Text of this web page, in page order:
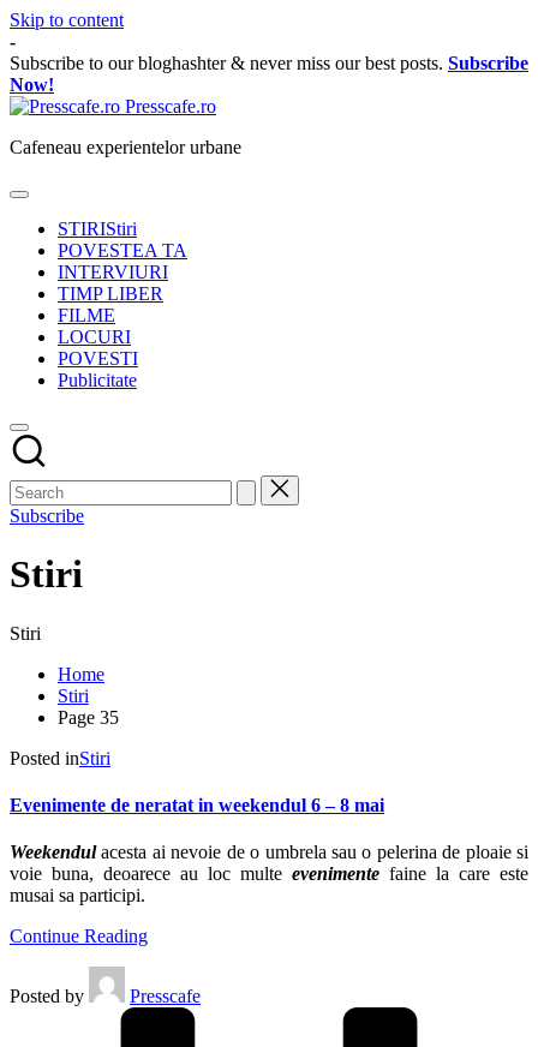
Skip to content
-
Subscribe to our bloghashter & never miss our best posts. Subscribe
Now!
Presscafe.ro
Cafeneau experientelor urbane
STIRIStiri
POVESTEA TA
INTERVIURI
TIMP LIBER
FILME
LOCURI
POVESTI
Publicitate
Subscribe
Stiri
Stiri
Home
Stiri
Page 35
Posted inStiri
Evenimente de neratat in weekendul 6 – 8 mai
Weekendulacesta ai nevoie de o umbrela sau o pelerina de ploaie si
voie buna, deoarece au loc multe evenimente faine la care este
musai sa participi.
Continue Reading
Posted by Presscafe